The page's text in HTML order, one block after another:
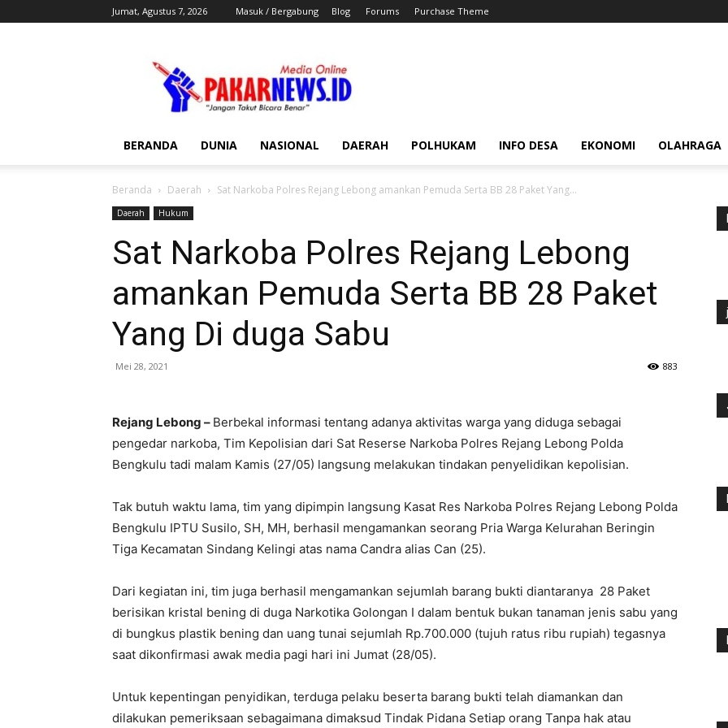
Jumat, Agustus 7, 2026 Masuk / Bergabung Blog Forums Purchase Theme
BERANDA DUNIA NASIONAL DAERAH POLHUKAM INFO DESA EKONOMI OLAHRAGA
Beranda Daerah Sat Narkoba Polres Rejang Lebong amankan Pemuda Serta BB 28 Paket Yang...
Daerah Hukum
Sat Narkoba Polres Rejang Lebong
amankan Pemuda Serta BB 28 Paket
Yang Di duga Sabu
Mei 28, 2021 883
Rejang Lebong – Berbekal informasi tentang adanya aktivitas warga yang diduga sebagai
pengedar narkoba, Tim Kepolisian dari Sat Reserse Narkoba Polres Rejang Lebong Polda
Bengkulu tadi malam Kamis (27/05) langsung melakukan tindakan penyelidikan kepolisian.
Tak butuh waktu lama, tim yang dipimpin langsung Kasat Res Narkoba Polres Rejang Lebong Polda
Bengkulu IPTU Susilo, SH, MH, berhasil mengamankan seorang Pria Warga Kelurahan Beringin
Tiga Kecamatan Sindang Kelingi atas nama Candra alias Can (25).
Dari kegiatan ini, tim juga berhasil mengamankan sejumlah barang bukti diantaranya 28 Paket
berisikan kristal bening di duga Narkotika Golongan I dalam bentuk bukan tanaman jenis sabu yang
di bungkus plastik bening dan uang tunai sejumlah Rp.700.000 (tujuh ratus ribu rupiah) tegasnya
saat dikonfirmasi awak media pagi hari ini Jumat (28/05).
Untuk kepentingan penyidikan, terduga pelaku beserta barang bukti telah diamankan dan
dilakukan pemeriksaan sebagaimana dimaksud Tindak Pidana Setiap orang Tanpa hak atau